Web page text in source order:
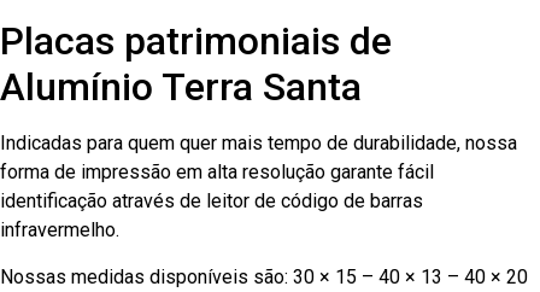
Placas patrimoniais de
Alumínio Terra Santa
Indicadas para quem quer mais tempo de durabilidade, nossa
forma de impressão em alta resolução garante fácil
identificação através de leitor de código de barras
infravermelho.
Nossas medidas disponíveis são: 30 × 15 – 40 × 13 – 40 × 20